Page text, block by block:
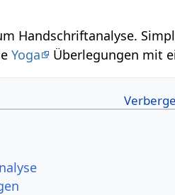
Handschriftanalyse.
Yoga Überlegungen mit